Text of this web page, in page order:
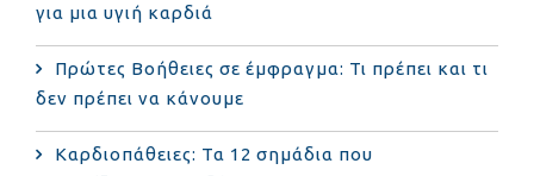
για μια υγιή καρδιά
Πρώτες Βοήθειες σε έμφραγμα: Τι πρέπει και τι
δεν πρέπει να κάνουμε
Καρδιοπάθειες: Τα 12 σημάδια που